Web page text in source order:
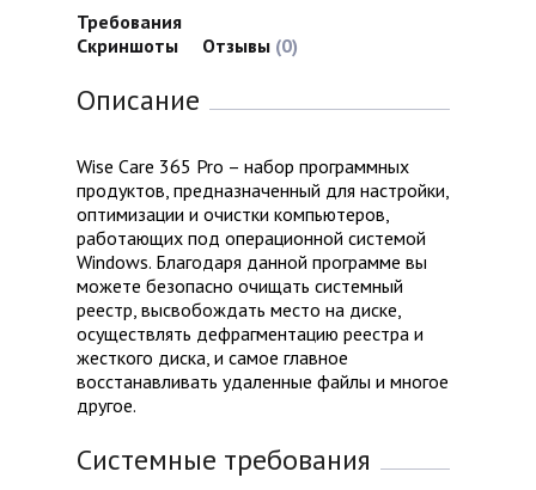
Требования
Скриншоты
Отзывы (0)
Описание
Wise Care 365 Pro – набор программных
продуктов, предназначенный для настройки,
оптимизации и очистки компьютеров,
работающих под операционной системой
Windows. Благодаря данной программе вы
можете безопасно очищать системный
реестр, высвобождать место на диске,
осуществлять дефрагментацию реестра и
жесткого диска, и самое главное
восстанавливать удаленные файлы и многое
другое.
Системные требования